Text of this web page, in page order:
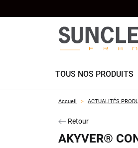
TOUS NOS PRODUITS
Accueil ACTUALITÉS
Retour
AKYVER®